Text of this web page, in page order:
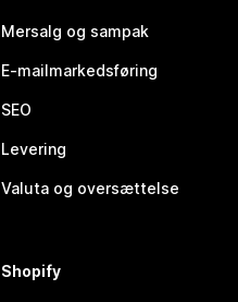
Mersalg og sampak
E-mailmarkedsføring
SEO
Levering
Valuta og oversættelse
Shopify